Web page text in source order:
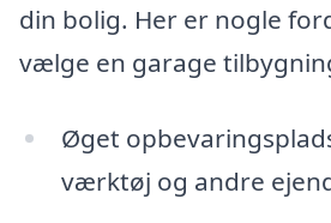
din bolig. Her er nogle
vælge en garage
Øget
værktøj og andre